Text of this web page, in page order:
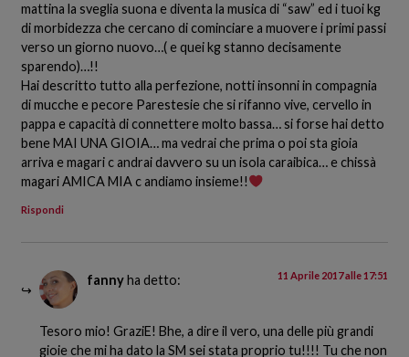
mattina la sveglia suona e diventa la musica di “saw” ed i tuoi kg
di morbidezza che cercano di cominciare a muovere i primi passi
verso un giorno nuovo…( e quei kg stanno decisamente
sparendo)…!!
Hai descritto tutto alla perfezione, notti insonni in compagnia
di mucche e pecore Parestesie che si rifanno vive, cervello in
pappa e capacità di connettere molto bassa… si forse hai detto
bene MAI UNA GIOIA… ma vedrai che prima o poi sta gioia
arriva e magari c andrai davvero su un isola caraibica… e chissà
magari AMICA MIA c andiamo insieme!!
Rispondi
fanny ha detto: 11 Aprile 2017 alle 17:51
Tesoro mio! GraziE! Bhe, a dire il vero, una delle più grandi
gioie che mi ha dato la SM sei stata proprio tu!!!! Tu che non